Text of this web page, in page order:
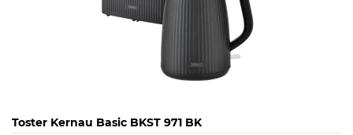
Toster Kernau Basic BKST 971 BK